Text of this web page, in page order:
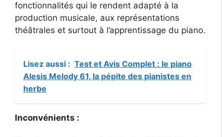
fonctionnalités qui le rendent adapté à la
production musicale, aux représentations
théâtrales et surtout à l’apprentissage du piano.
Lisez aussi : Test et Avis Complet : le piano
Alesis Melody 61, la pépite des pianistes en
herbe
Inconvénients :